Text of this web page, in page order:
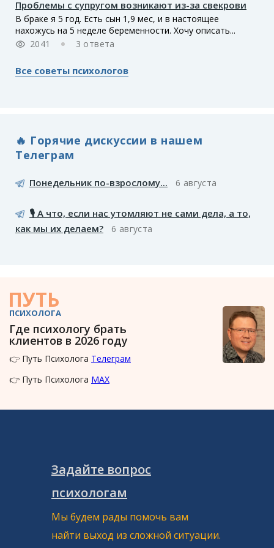
Проблемы с супругом возникают из-за свекрови
В браке я 5 год. Есть сын 1,9 мес, и в настоящее
нахожусь на 5 неделе беременности. Хочу описать...
2041
3 ответа
Все советы психологов
🔥 Горячие дискуссии в нашем
Телеграм
Понедельник по-взрослому... 6 августа
🎙️ А что, если нас утомляют не сами дела, а то,
как мы их делаем?
6 августа
ПУТЬ
ПСИХОЛОГА
Где психологу брать
клиентов в 2026 году
👉 Путь Психолога Телеграм
👉 Путь Психолога MAX
Задайте вопрос
психологам
Мы будем рады помочь вам
найти выход из сложной ситуации.